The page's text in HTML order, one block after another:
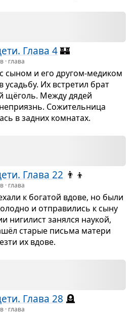
Глава 4🏰
· глава
сыном и его дру­гом-меди­ком
усадьбу. Их встре­тил брат
щёголь. Между дядей
Сожи­тель­ница
в зад­них ком­на­тах.
Глава 22 👨‍👦
· глава
к бога­той вдове, но были
и отпра­ви­лись к сыну
ниги­лист занялся нау­кой,
ста­рые письма матери
их вдове.
Глава 28 🪦
· глава